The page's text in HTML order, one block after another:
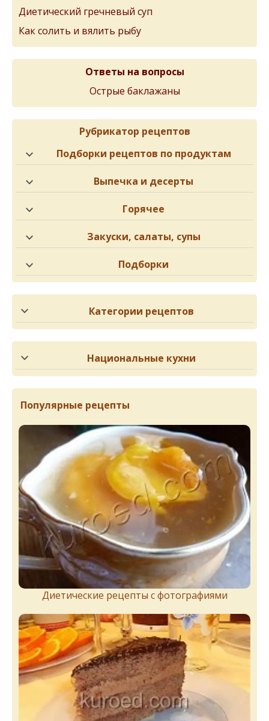
Диетический гречневый суп
Как солить и вялить рыбу
Ответы на вопросы
Острые баклажаны
Рубрикатор рецептов
Подборки рецептов по продуктам
Выпечка и десерты
Горячее
Закуски, салаты, супы
Подборки
Категории рецептов
Национальные кухни
Популярные рецепты
Диетические рецепты с фотографиями